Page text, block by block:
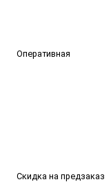
Оперативная
Скидка на предзаказ